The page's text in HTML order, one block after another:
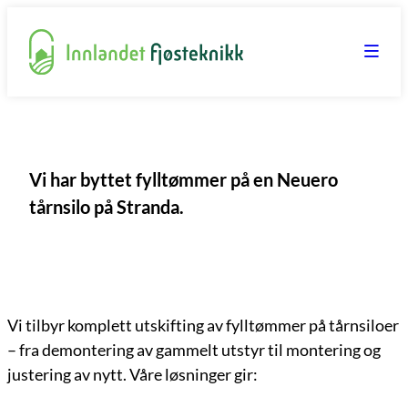
innhold
Vi har byttet fylltømmer på en Neuero
tårnsilo på Stranda.
Vi tilbyr komplett utskifting av fylltømmer på tårnsiloer
– fra demontering av gammelt utstyr til montering og
justering av nytt. Våre løsninger gir: